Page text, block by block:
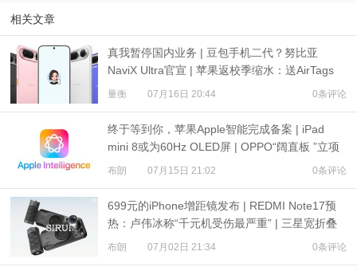
相关文章
真我暂停国内业务 | 豆包手机二代？努比亚
NaviX Ultra官宣 | 苹果返校季缩水：送AirTags
量衡 07月16日 20:44 0条评论
终于等到你，苹果Apple智能完成备案 | iPad
mini 8或为60Hz OLED屏 | OPPO“阔直板 ”立项
布朗 07月15日 21:02 0条评论
699元的iPhone增距镜发布 | REDMI Note17预
热：卢伟冰称“千元机受伤最严重” | 三星宽折叠
或7月22日发布
布朗 07月02日 21:34 0条评论